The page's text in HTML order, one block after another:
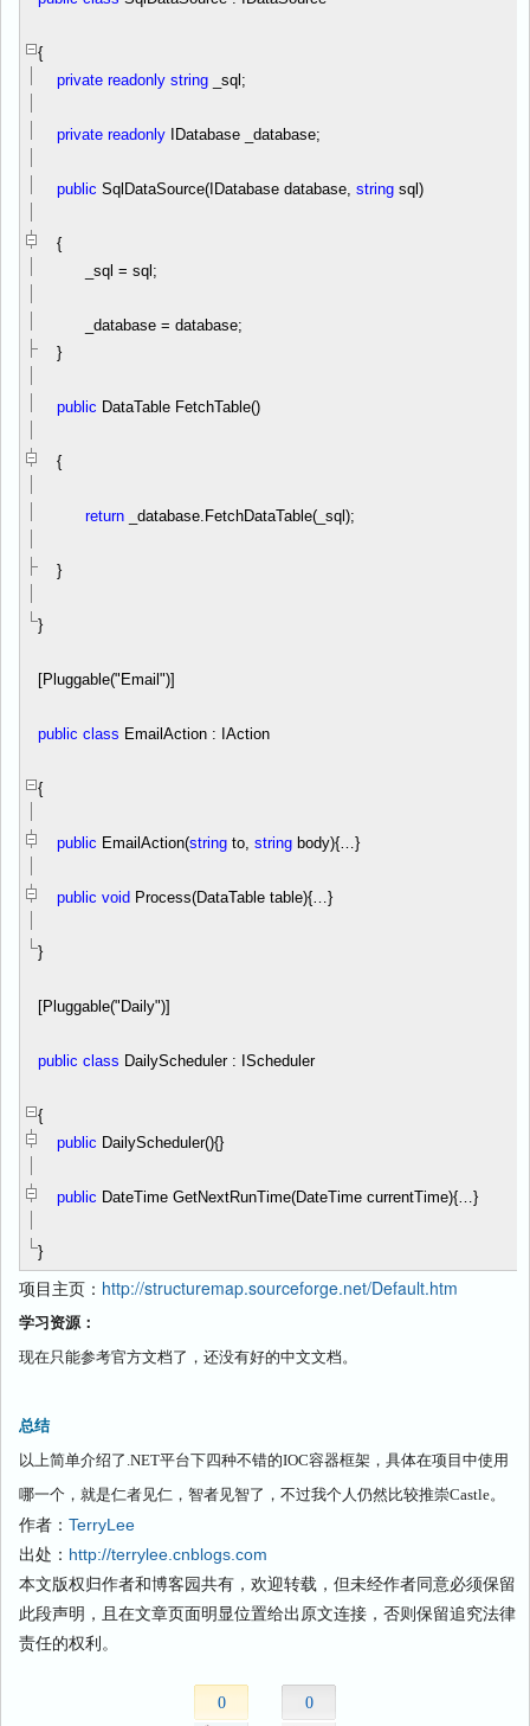
{
private readonly string _sql;
private readonly IDatabase _database;
public SqlDataSource(IDatabase database, string sql)
{
_sql = sql;
_database = database;
}
public DataTable FetchTable()
{
return _database.FetchDataTable(_sql);
}
}
[Pluggable(" Email ")]
public class EmailAction : IAction
{
public EmailAction(string to, string body){…}
public void Process(DataTable table){…}
}
[Pluggable(" Daily")]
public class DailyScheduler : IScheduler
{
public DailyScheduler(){}
public DateTime GetNextRunTime(DateTime currentTime){…}
}
项目主页： http://structuremap.sourceforge.net/Default.htm
学习资源：
现在只能参考官方文档了，还没有好的中文文档。
总结
以上简单介绍了 .NET平台下四种不错的IOC容器框架，具体在项目中使用
哪一个，就是仁者见仁，智者见智了，不过我个人仍然比较推崇Castle。
作者： TerryLee
出处： http://terrylee.cnblogs.com
本文版权归作者和博客园共有，欢迎转载，但未经作者同意必须保留
此段声明，且在文章页面明显位置给出原文连接，否则保留追究法律
责任的权利。
0 0